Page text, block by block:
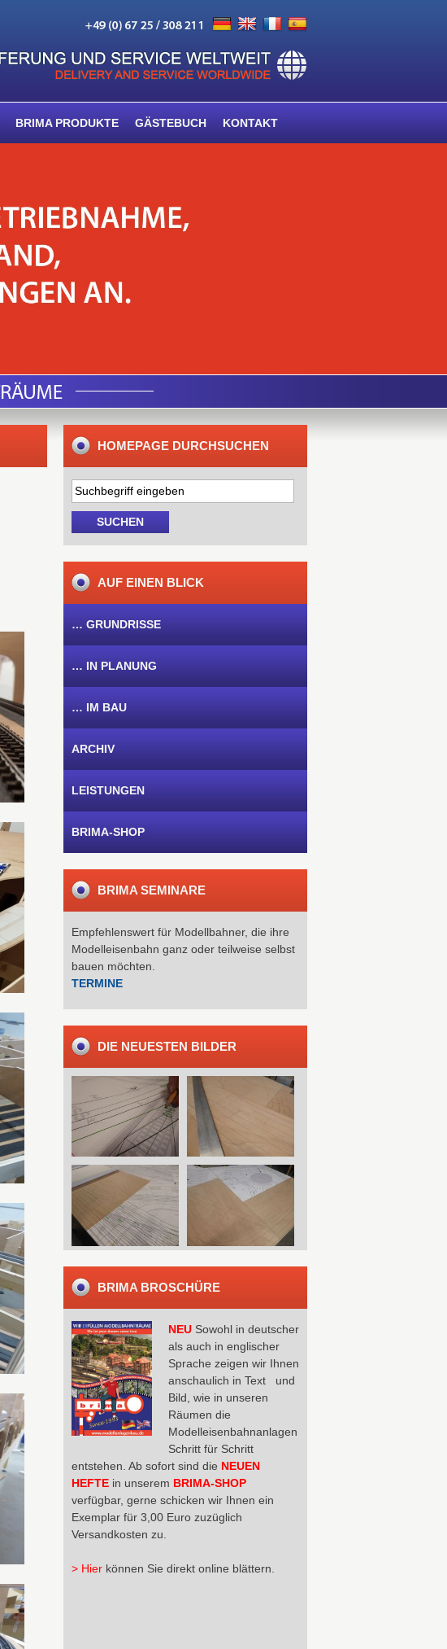
BRIMA PRODUKTE GÄSTEBUCH KONTAKT
HOMEPAGE DURCHSUCHEN
AUF EINEN BLICK
… GRUNDRISSE
… IN PLANUNG
… IM BAU
ARCHIV
LEISTUNGEN
BRIMA-SHOP
BRIMA SEMINARE
Empfehlenswert für Modellbahner, die ihre
Modelleisenbahn ganz oder teilweise selbst
bauen möchten.
TERMINE
DIE NEUESTEN BILDER
BRIMA BROSCHÜRE
NEU Sowohl in deutscher
als auch in englischer
Sprache zeigen wir Ihnen
anschaulich in Text und
Bild, wie in unseren
Räumen die
Modelleisenbahnanlagen
Schritt für Schritt
entstehen. Ab sofort sind die NEUEN
HEFTE in unserem BRIMA-SHOP
verfügbar, gerne schicken wir Ihnen ein
Exemplar für 3,00 Euro zuzüglich
Versandkosten zu.
> Hier können Sie direkt online blättern.